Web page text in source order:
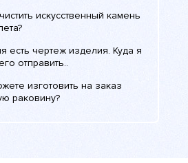
искусственный камень
есть чертеж изделия. Куда я
отправить..
изготовить на заказ
раковину?